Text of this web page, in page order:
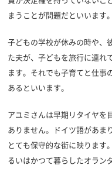
まうことが問題だといいます。
子どもの学校が休みの時や、
た夫が、子どもを旅行に連れ
ます。それでも子育てと仕事
あるといいます。
アユミさんは早期リタイヤを
ありません。ドイツ語があま
とても保守的な街に映ります
るいはかつて暮らしたオラン